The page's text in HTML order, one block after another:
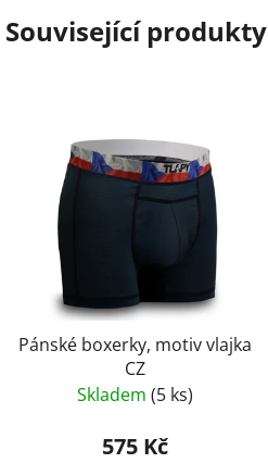
Související produkty
Pánské boxerky, motiv vlajka
CZ
Skladem(5 ks)
575 Kč